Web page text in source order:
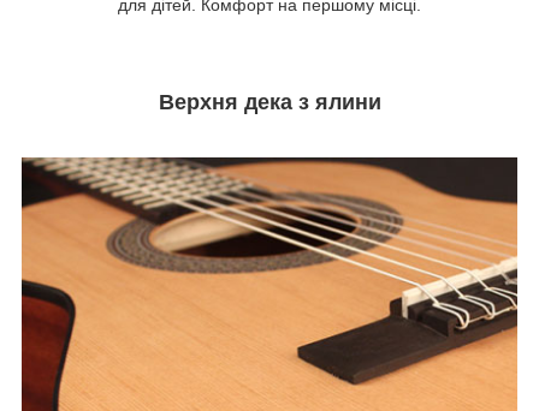
для дітей. Комфорт на першому місці.
Верхня дека з ялини